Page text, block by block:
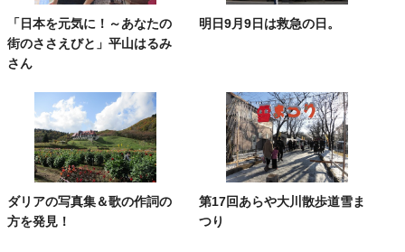
「日本を元気に！～あなたの
街のささえびと」平山はるみ
さん
明日9月9日は救急の日。
ダリアの写真集＆歌の作詞の
方を発見！
第17回あらや大川散歩道雪ま
つり